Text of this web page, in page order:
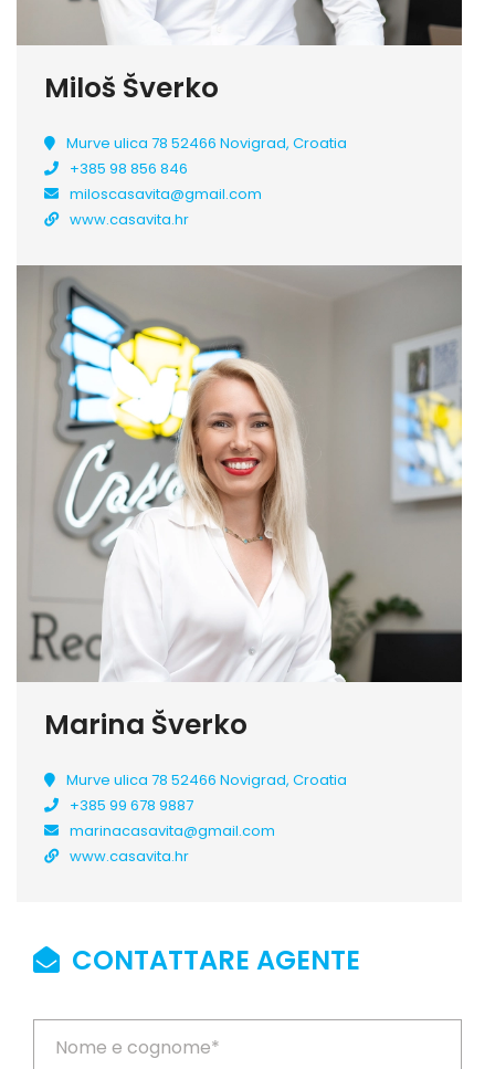
Miloš Šverko
Murve ulica 78 52466 Novigrad, Croatia
+385 98 856 846
miloscasavita@gmail.com
www.casavita.hr
Marina Šverko
Murve ulica 78 52466 Novigrad, Croatia
+385 99 678 9887
marinacasavita@gmail.com
www.casavita.hr
CONTATTARE AGENTE